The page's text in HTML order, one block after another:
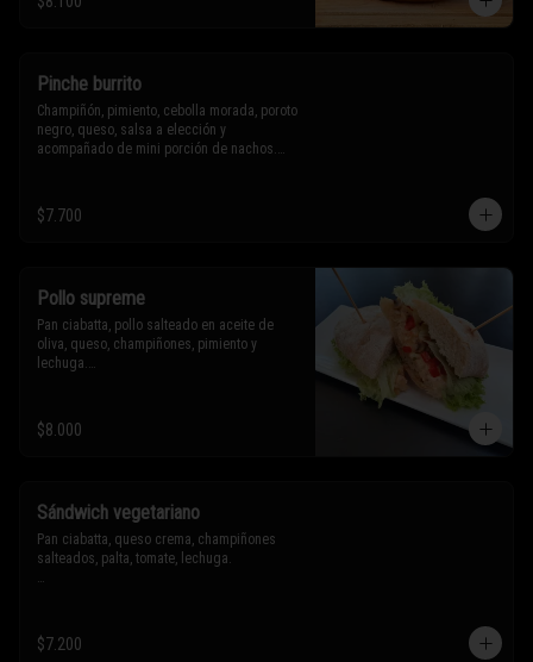
Sólo puedes solicitar eliminar un
Pinche burrito
Champiñón, pimiento, cebolla morada, poroto
negro, queso, salsa a elección y
acompañado de mini porción de nachos.
* Los ingredientes no son intercambiables.
$7.700
Pollo supreme
Pan ciabatta, pollo salteado en aceite de
oliva, queso, champiñones, pimiento y
lechuga.
* Los ingredientes no son intercambiables.
Sólo puedes solicitar eliminar un
$8.000
Sándwich vegetariano
Pan ciabatta, queso crema, champiñones
salteados, palta, tomate, lechuga.
ingrediente.
$7.200